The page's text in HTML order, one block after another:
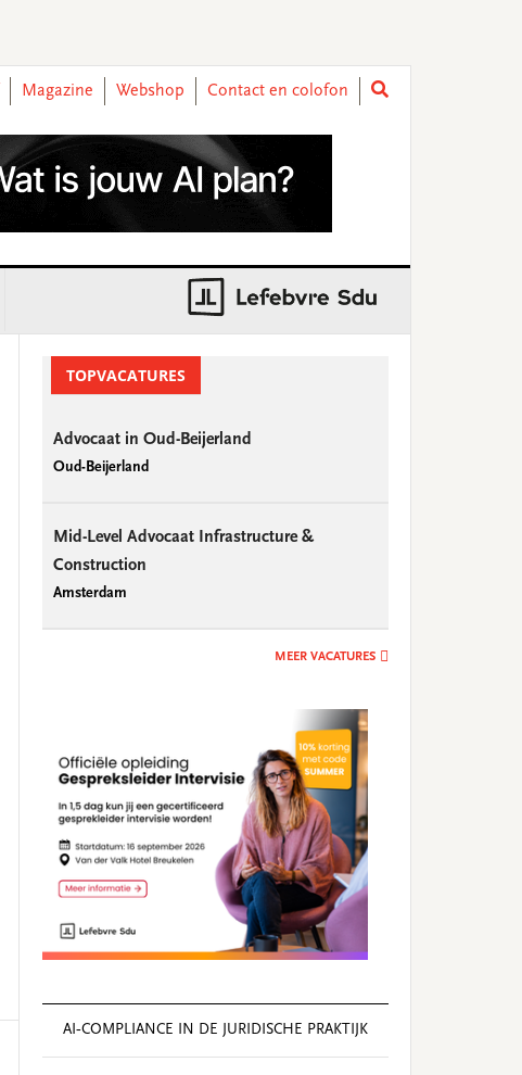
Magazine Webshop Contact en colofon
SidebarTOPVACATURES
Advocaat in Oud-Beijerland
Oud-Beijerland
Mid-Level Advocaat Infrastructure &
Construction
Amsterdam
MEER VACATURES
AI‑COMPLIANCE IN DE JURIDISCHE PRAKTIJK